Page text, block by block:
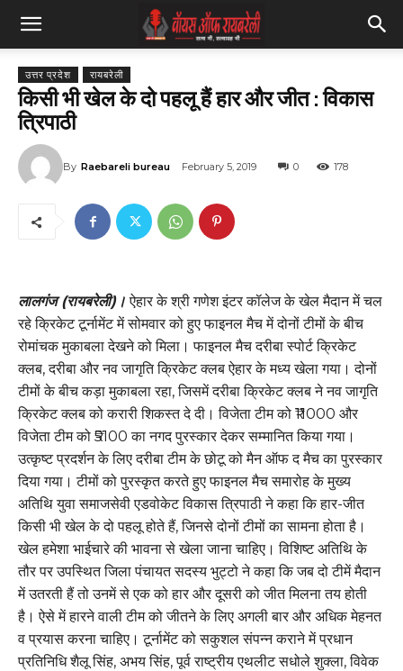
उत्तर प्रदेश रायबरेली
किसी भी खेल के दो पहलू हैं हार और जीत : विकास
त्रिपाठी
By Raebareli bureau February 5, 2019 0 178
लालगंज (रायबरेली)। ऐहार के श्री गणेश इंटर कॉलेज के खेल मैदान में चल
रहे क्रिकेट टूर्नामेंट में सोमवार को हुए फाइनल मैच में दोनों टीमों के बीच
रोमांचक मुकाबला देखने को मिला। फाइनल मैच दरीबा स्पोर्ट क्रिकेट
क्लब, दरीबा और नव जागृति क्रिकेट क्लब ऐहार के मध्य खेला गया। दोनों
टीमों के बीच कड़ा मुकाबला रहा, जिसमें दरीबा क्रिकेट क्लब ने नव जागृति
क्रिकेट क्लब को करारी शिकस्त दे दी। विजेता टीम को ₹11000 और
विजेता टीम को ₹5100 का नगद पुरस्कार देकर सम्मानित किया गया।
उत्कृष्ट प्रदर्शन के लिए दरीबा टीम के छोटू को मैन ऑफ द मैच का पुरस्कार
दिया गया। टीमों को पुरस्कृत करते हुए फाइनल मैच समारोह के मुख्य
अतिथि युवा समाजसेवी एडवोकेट विकास त्रिपाठी ने कहा कि हार-जीत
किसी भी खेल के दो पहलू होते हैं, जिनसे दोनों टीमों का सामना होता है।
खेल हमेशा भाईचारे की भावना से खेला जाना चाहिए। विशिष्ट अतिथि के
तौर पर उपस्थित जिला पंचायत सदस्य भुट्टो ने कहा कि जब दो टीमें मैदान
में उतरती हैं तो उनमें से एक को हार और दूसरी को जीत मिलना तय होती
है। ऐसे में हारने वाली टीम को जीतने के लिए अगली बार और अधिक मेहनत
व प्रयास करना चाहिए। टूर्नामेंट को सकुशल संपन्न कराने में प्रधान
प्रतिनिधि शैलू सिंह, अभय सिंह, पूर्व राष्ट्रीय एथलीट सधोले शुक्ला, विवेक